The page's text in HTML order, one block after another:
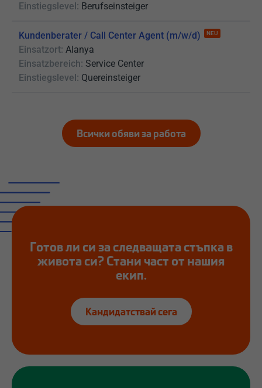
Einstiegslevel: Berufseinsteiger
Kundenberater / Call Center Agent (m/w/d) NEU
Einsatzort: Alanya
Einsatzbereich: Service Center
Einstiegslevel: Quereinsteiger
Всички обяви за работа
Готов ли си за следващата стъпка в
живота си? Стани част от нашия
екип.
Кандидатствай сега